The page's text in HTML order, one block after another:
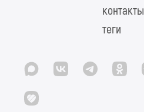
контакты
теги